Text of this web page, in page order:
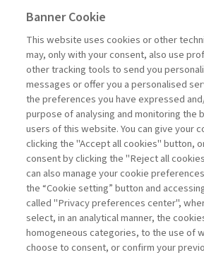
HIGHLIGHTS
INTELLIGENZA
LATO ...
di Giuliana Bensa,
La consultazione dei libri è riservata
agli abbonati Premium
Legenda: Accedi Per registrati Per
Banner Cookie
This website uses cookies or other
may, only with your consent, also use
other tracking tools to send you
messages or offer you a personalised
the preferences you have expressed
purpose of analysing and monitoring the
users of this website. You can give your
clicking the "Accept all cookies" button,
consent by clicking the "Reject all
can also manage your cookie
the “Cookie setting” button and
called "Privacy preferences center",
select, in an analytical manner, the
homogeneous categories, to the use of
choose to consent, or confirm your